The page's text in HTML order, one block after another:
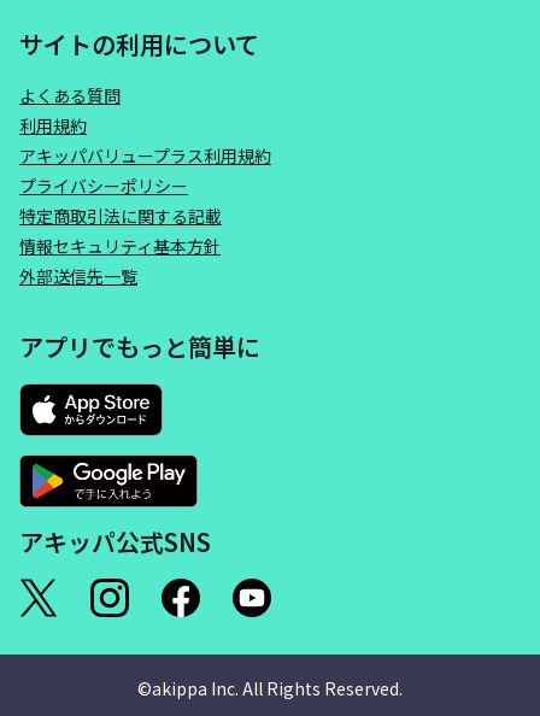
サイトの利用について
よくある質問
利用規約
アキッパバリュープラス利用規約
プライバシーポリシー
特定商取引法に関する記載
情報セキュリティ基本方針
外部送信先一覧
アプリでもっと簡単に
アキッパ公式SNS
©akippa Inc. All Rights Reserved.